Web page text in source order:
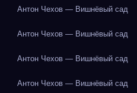
Антон Чехов — Вишнёвый сад
Антон Чехов — Вишнёвый сад
Антон Чехов — Вишнёвый сад
Антон Чехов — Вишнёвый сад